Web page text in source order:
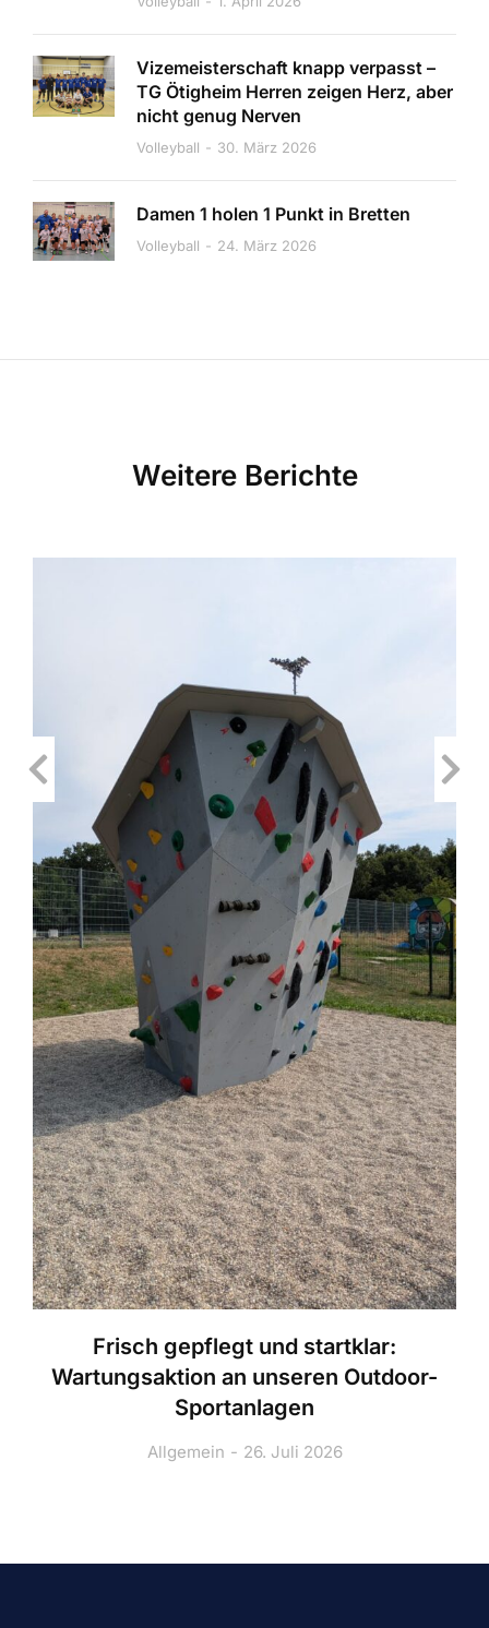
Vizemeisterschaft knapp verpasst –
TG Ötigheim Herren zeigen Herz, aber
nicht genug Nerven
Volleyball 30. März 2026
Damen 1 holen 1 Punkt in Bretten
Volleyball 24. März 2026
Weitere Berichte
Frisch gepflegt und startklar:
Wartungsaktion an unseren Outdoor-
Sportanlagen
Allgemein 26. Juli 2026